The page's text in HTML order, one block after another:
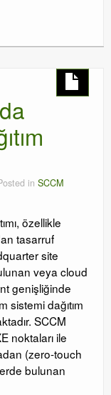
in SCCM
özellikle
tasarruf
site
veya cloud
genişliğinde
sistemi dağıtım
SCCM
noktaları ile
(zero-touch
bulunan